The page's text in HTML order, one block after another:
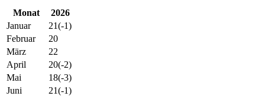
Monat
2026
Januar
21(-1)
Februar
20
März
22
April
20(-2)
Mai
18(-3)
Juni
21(-1)